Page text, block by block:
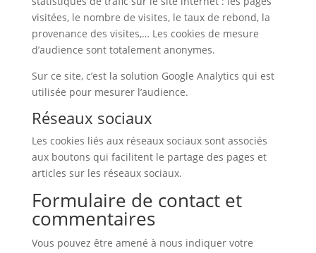
visitées, le nombre de visites, le taux de rebond, la
provenance des visites,… Les cookies de mesure
d’audience sont totalement anonymes.
Sur ce site, c’est la solution Google Analytics qui est
utilisée pour mesurer l’audience.
Réseaux sociaux
Les cookies liés aux réseaux sociaux sont associés
aux boutons qui facilitent le partage des pages et
articles sur les réseaux sociaux.
Formulaire de contact et
commentaires
Vous pouvez être amené à nous indiquer votre